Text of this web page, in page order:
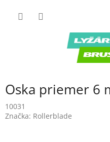
Oska priemer 6
10031
Značka: Rollerblade